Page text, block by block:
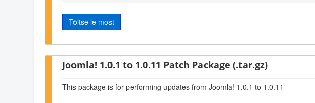
Töltse le most
Joomla! 1.0.1 to 1.0.11 Patch Package (.tar.gz)
This package is for performing updates from Joomla! 1.0.1 to 1.0.11